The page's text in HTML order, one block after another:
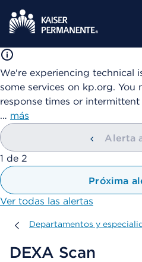
We're experiencing technical
some services on kp.org. You
response times or
… más
Alerta
mostrando
1 de 2
Próxima
Ver todas las alertas
Departamentos y
Departamentos y
DEXA Scan